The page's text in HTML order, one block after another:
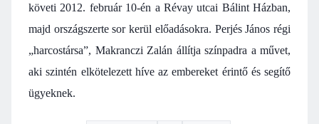
követi 2012. február 10-én a Révay utcai Bálint Házban,
majd országszerte sor kerül előadásokra. Perjés János régi
„harcostársa”, Makranczi Zalán állítja színpadra a művet,
aki szintén elkötelezett híve az embereket érintő és segítő
ügyeknek.